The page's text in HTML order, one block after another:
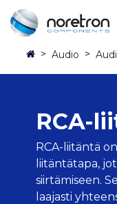
> Audio >
RCA-
RCA-liitäntä
liitäntätapa,
siirtämiseen.
laajasti